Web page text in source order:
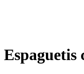
Espaguetis con Salsa Alfredo​​​​‌